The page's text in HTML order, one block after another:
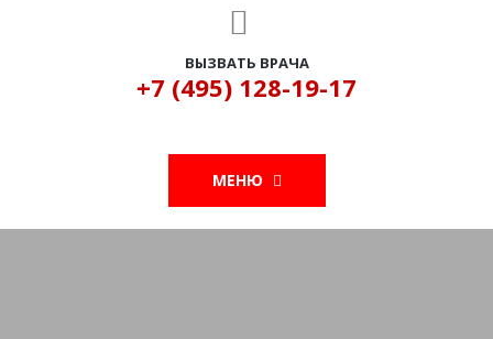
ВЫЗВАТЬ ВРАЧА
+7 (495) 128-19-17
МЕНЮ